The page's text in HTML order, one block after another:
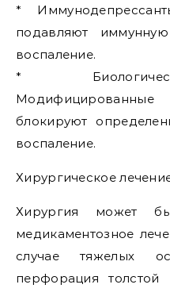
*
подавляют
воспаление.
*
блокируют
воспаление.
Хирургическое
Хирургия может
медикаментозное
случае тяжелых
перфорация